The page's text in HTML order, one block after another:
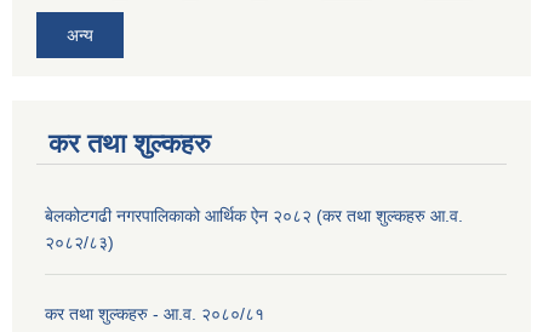
अन्य
कर तथा शुल्कहरु
बेलकोटगढी नगरपालिकाको आर्थिक ऐन २०८२ (कर तथा शुल्कहरु आ.व.
२०८२/८३)
कर तथा शुल्कहरु - आ.व. २०८०/८१